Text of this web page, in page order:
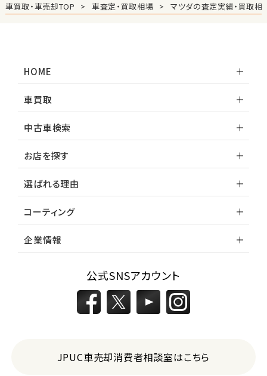
車買取・車売却TOP 車査定・買取相場 マツダの査定実績・買取相
HOME
車買取
中古車検索
お店を探す
選ばれる理由
コーティング
企業情報
公式SNSアカウント
JPUC車売却消費者相談室はこちら